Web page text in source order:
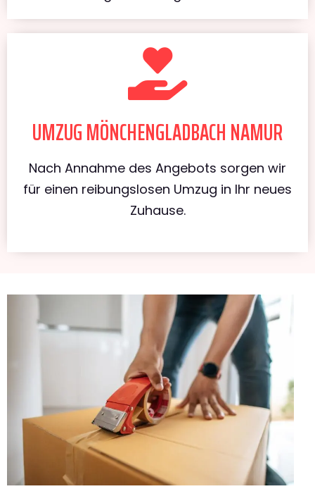
UMZUG MÖNCHENGLADBACH NAMUR
Nach Annahme des Angebots sorgen wir
für einen reibungslosen Umzug in Ihr neues
Zuhause.